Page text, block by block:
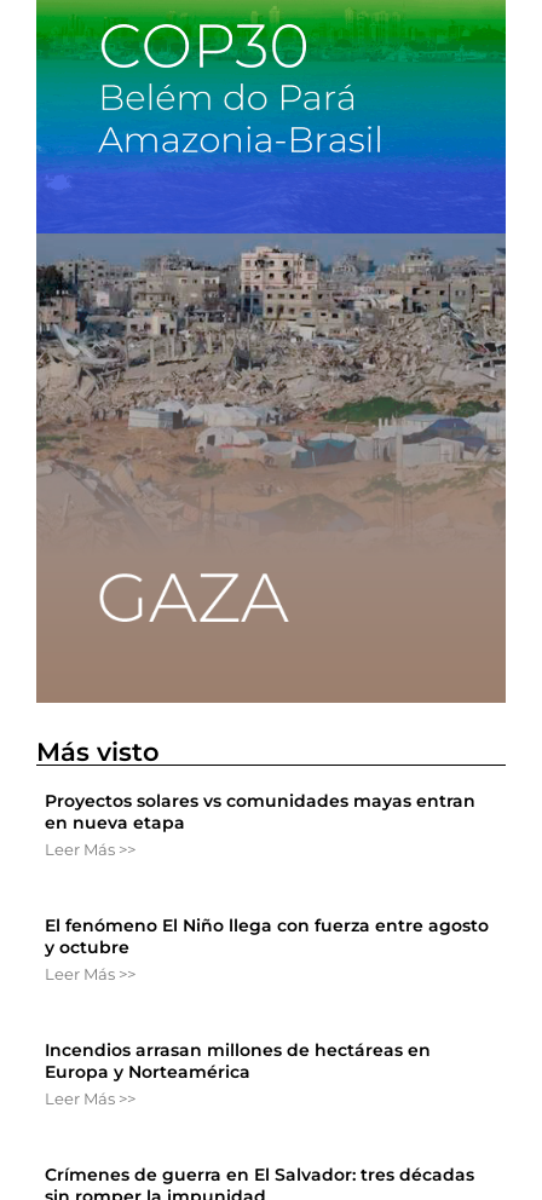
Más visto
Proyectos solares vs comunidades mayas entran
en nueva etapa
Leer Más >>
El fenómeno El Niño llega con fuerza entre agosto
y octubre
Leer Más >>
Incendios arrasan millones de hectáreas en
Europa y Norteamérica
Leer Más >>
Crímenes de guerra en El Salvador: tres décadas